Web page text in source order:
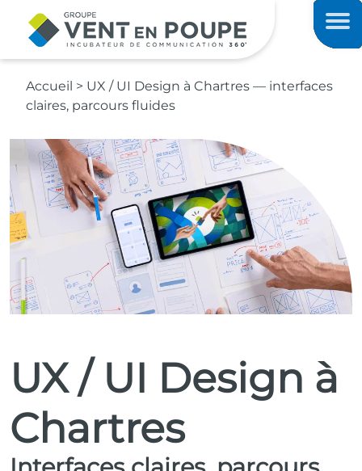
Accueil > UX / UI Design à Chartres — interfaces
claires, parcours fluides
UX / UI Design à
Chartres